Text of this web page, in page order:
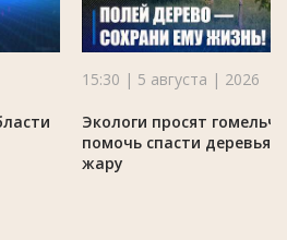
15:30 | 5 августа | 2026
Экологи просят
помочь спасти деревья в
жару